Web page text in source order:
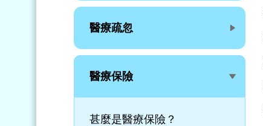
醫療疏忽
醫療保險
甚麼是醫療保險？